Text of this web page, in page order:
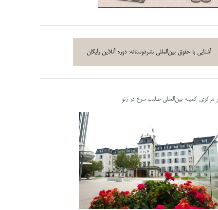
آشنایی با حقوق بین‌المللی بشردوستانه: دوره آنلاین رایگان
مرکزی کمیته بین‌المللی صلیب سرخ در ژنو